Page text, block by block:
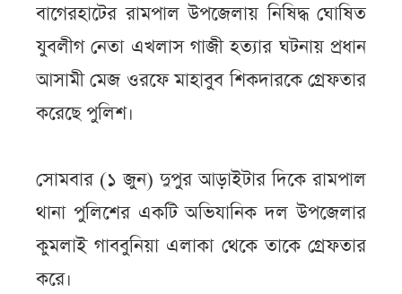
বাগেরহাটের রামপাল উপজেলায় নিষিদ্ধ ঘোষিত
যুবলীগ নেতা এখলাস গাজী হত্যার ঘটনায় প্রধান
আসামী মেজ ওরফে মাহাবুব শিকদারকে গ্রেফতার
করেছে পুলিশ।
সোমবার (১ জুন) দুপুর আড়াইটার দিকে রামপাল
থানা পুলিশের একটি অভিযানিক দল উপজেলার
কুমলাই গাববুনিয়া এলাকা থেকে তাকে গ্রেফতার
করে।